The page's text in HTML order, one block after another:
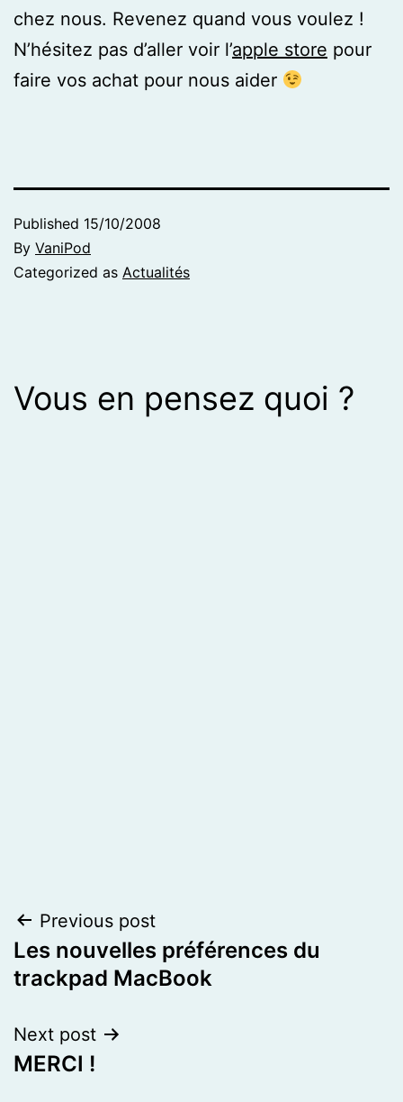
chez nous. Revenez quand vous voulez !
N’hésitez pas d’aller voir l’apple store pour
faire vos achat pour nous aider
Published 15/10/2008
By VaniPod
Categorized as Actualités
Vous en pensez quoi ?
Post
navigation
Previous post
Les nouvelles préférences du
trackpad MacBook
Next post
MERCI !